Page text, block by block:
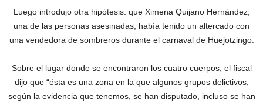
Luego introdujo otra hipótesis: que Ximena Quijano Hernández,
una de las personas asesinadas, había tenido un altercado con
una vendedora de sombreros durante el carnaval de Huejotzingo.
Sobre el lugar donde se encontraron los cuatro cuerpos, el fiscal
dijo que “ésta es una zona en la que algunos grupos delictivos,
según la evidencia que tenemos, se han disputado, incluso se han